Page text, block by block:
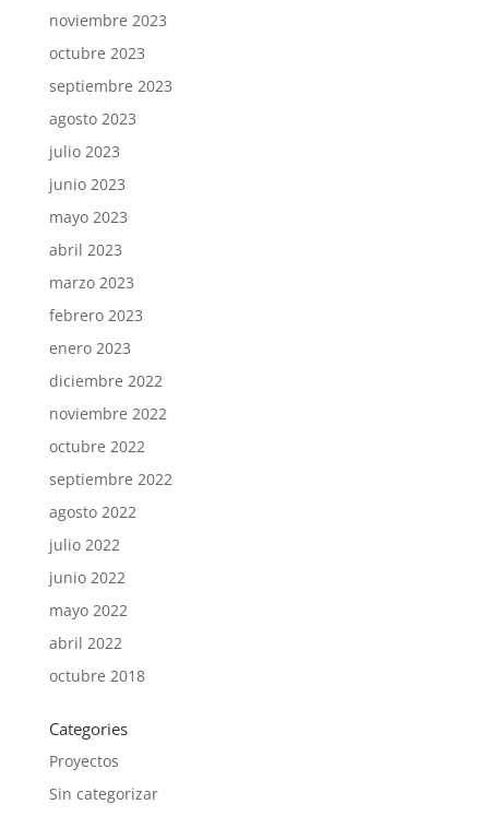
noviembre 2023
octubre 2023
septiembre 2023
agosto 2023
julio 2023
junio 2023
mayo 2023
abril 2023
marzo 2023
febrero 2023
enero 2023
diciembre 2022
noviembre 2022
octubre 2022
septiembre 2022
agosto 2022
julio 2022
junio 2022
mayo 2022
abril 2022
octubre 2018
Categories
Proyectos
Sin categorizar